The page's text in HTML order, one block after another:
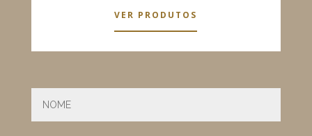
VER PRODUTOS